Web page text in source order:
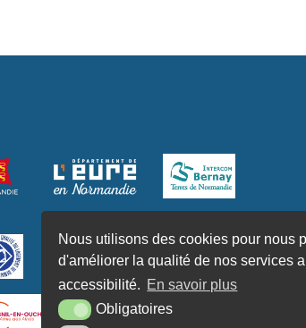
Nous utilisons des cookies pour nous
d'améliorer la qualité de nos services
accessibilité. En savoir plus
Obligatoires